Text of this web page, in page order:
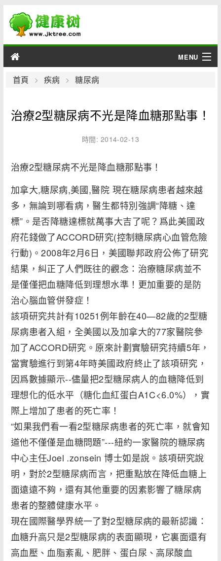
MENU
男性
疾病
首頁 疾病 糖尿病
治療2型糖尿病不光是降血糖那點事！
時間: 2014-02-13
治療2型糖尿病不光是降血糖那點事！
加拿大,糖尿病,美國,醫院 現在糖尿病患者越來越
多，無論到哪看病，醫生都特別強調“降糖、達
標”。是否降糖達標就萬事大吉了呢？爲此美國政
府花錢做了ACCORD研究(控制糖尿病心血管危險
行動)。2008年2月6日，美國聯邦政府公佈了研究
結果，糾正了人們既往的觀念：治療糖尿病並不
是僅僅把血糖降低到理想水準！更加重要的是防
治心腦血管併發症！
該項研究共計有10251例年齡在40—82歲的2型糖
尿病患者入組，全美國以及加拿大的77家醫院參
加了ACCORD研究。原來計劃實驗研究持續5年，
當實驗進行到第4年時美國政府終止了該項研究，
因爲數據顯示--儘量把2型糖尿病人的血糖降低到
理想化的低水平（糖化血紅蛋白A1C<6.0%），實
際上增加了患者的死亡率！
“如果我們看一看2型糖尿病患者的死亡率，就會知
道他不僅僅是血糖問題”---紐約一家醫院的糖尿病
中心主任Joel .zonsein 博士如是說。該項研究說
明，對於2型糖尿病而言，把重點放在降低血糖上
面遠遠不夠，還有其他重要的因素影響了糖尿病
患者的整體健康水平。
現在國際醫學界統一了對2型糖尿病的最新認識：
血糖升高只是2型糖尿病的表面顯現，它裏面還有
高血壓、血脂紊亂、肥胖、蛋白尿、高尿酸血